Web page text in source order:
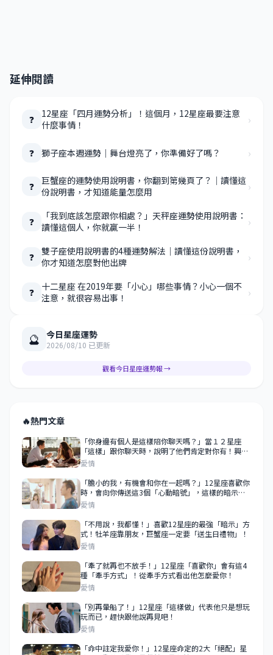
延伸閱讀
❓
12星座「四月運勢分析」！這個月，12星座最要注意
什麼事情！
›
❓ 獅子座本週運勢｜舞台燈亮了，你準備好了嗎？ ›
❓ 巨蟹座的運勢使用說明書，你翻到第幾頁了？｜讀懂這
份說明書，才知道能量怎麼用
›
❓
「我到底該怎麼跟你相處？」天秤座運勢使用說明書：
讀懂這個人，你就贏一半！
›
❓ 雙子座使用說明書的4種運勢解法｜讀懂這份說明書，
你才知道怎麼對他出牌
›
❓
十二星座 在2019年要「小心」哪些事情？小心一個不
注意，就很容易出事！
›
🔮 今日星座運勢
2026/08/10 已更新
觀看今日星座運勢報 →
🔥熱門文章
「你身邊有個人是這樣陪你聊天嗎？」當１２星座
「這樣」跟你聊天時，說明了他們肯定對你有！興！
趣！
愛情
「膽小的我，有機會和你在一起嗎？」12星座喜歡你
時，會向你傳送這3個「心動暗號」，這樣的暗示真
的超級明顯！
愛情
「不用說，我都懂！」喜歡12星座的最強「暗示」方
式！牡羊座靠朋友，巨蟹座一定要「送生日禮物」！
愛情
「牽了就再也不放手！」12星座「喜歡你」會有這4
種「牽手方式」！從牽手方式看出他怎麼愛你！
愛情
「別再暈船了！」12星座「這樣做」代表他只是想玩
玩而已，趕快跟他說再見吧！
愛情
「命中註定我愛你！」12星座命定的2大「絕配」星